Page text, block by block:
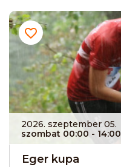
2026. szeptember 05.
szombat 00:00 - 14:00
Eger kupa